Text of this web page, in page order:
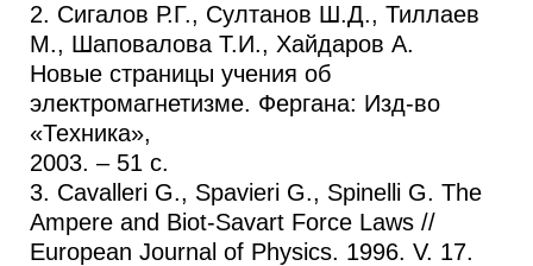
2. Сигалов Р.Г., Султанов Ш.Д., Тиллаев
М., Шаповалова Т.И., Хайдаров А.
Новые страницы учения об
электромагнетизме. Фергана: Изд-во
«Техника»,
2003. – 51 с.
3. Cavalleri G., Spavieri G., Spinelli G. The
Ampere and Biot-Savart Force Laws //
European Journal of Physics. 1996. V. 17.